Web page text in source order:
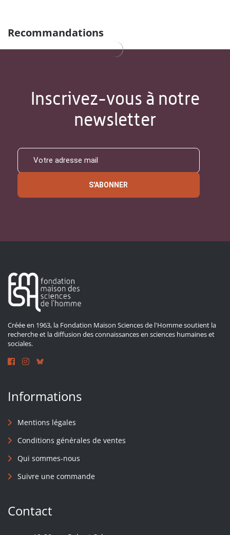
Recommandations
Inscrivez-vous à notre
newsletter
S'ABONNER
Créée en 1963, la Fondation Maison Sciences de l'Homme soutient la
recherche et la diffusion des connaissances en sciences humaines et
sociales.
Informations
Mentions légales
Conditions générales de ventes
Qui sommes-nous
Suivre une commande
Contact